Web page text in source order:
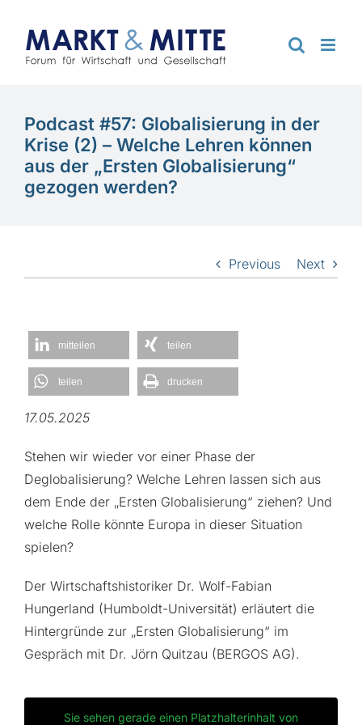
Inhalt
springen
Podcast #57: Globalisierung in der
Krise (2) – Welche Lehren können
aus der „Ersten Globalisierung“
gezogen werden?
Previous Next
mitteilen teilen
teilen drucken
17.05.2025
Stehen wir wieder vor einer Phase der
Deglobalisierung? Welche Lehren lassen sich aus
dem Ende der „Ersten Globalisierung“ ziehen? Und
welche Rolle könnte Europa in dieser Situation
spielen?
Der Wirtschaftshistoriker Dr. Wolf-Fabian
Hungerland (Humboldt-Universität) erläutert die
Hintergründe zur „Ersten Globalisierung“ im
Gespräch mit Dr. Jörn Quitzau (BERGOS AG).
Sie sehen gerade einen Platzhalterinhalt von